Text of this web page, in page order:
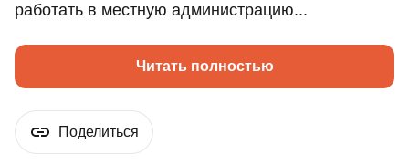
работать в местную администрацию...
Читать полностью
Поделиться